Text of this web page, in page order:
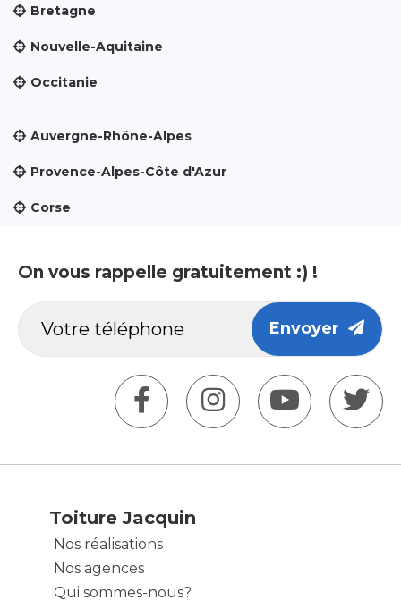
Bretagne
Nouvelle-Aquitaine
Occitanie
Auvergne-Rhône-Alpes
Provence-Alpes-Côte d'Azur
Corse
On vous rappelle gratuitement :) !
Envoyer
Toiture Jacquin
Nos réalisations
Nos agences
Qui sommes-nous?